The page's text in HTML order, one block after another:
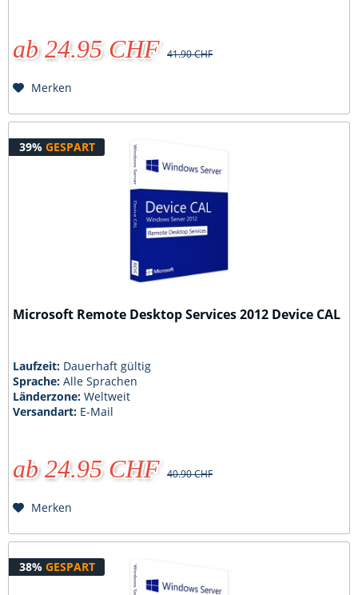
ab 24.95 CHF 41.90 CHF
Merken
39% GESPART
Microsoft Remote Desktop Services 2012 Device CAL
Laufzeit: Dauerhaft gültig
Sprache:Alle Sprachen
Länderzone:Weltweit
Versandart: E-Mail
ab 24.95 CHF 40.90 CHF
Merken
38% GESPART